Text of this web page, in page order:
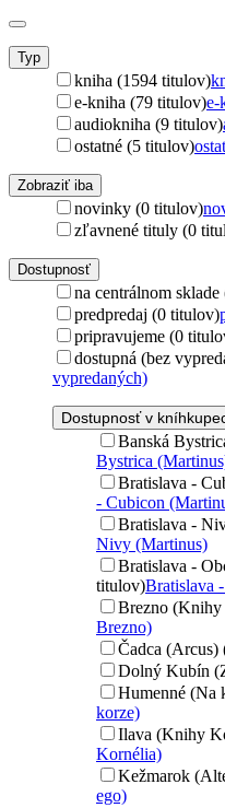
Typ
kniha (1594 titulov)
e-kniha (79 titulov)e-
audiokniha (9 titulov)
ostatné (5 titulov)
Zobraziť iba
novinky (0 titulov)
zľavnené tituly (0
Dostupnosť
na centrálnom
predpredaj (0 titulov)
pripravujeme (0
dostupná (bez
vypredaných)
Dostupnosť v
Banská
Bystrica
Bratislava -
- Cubicon
Bratislava -
Nivy (Martinus)
Bratislava -
titulov)Bratislava
Brezno
Brezno)
Čadca (Arcus)
Dolný Kubín
Humenné (Na
korze)
Ilava (Knihy
Kornélia)
Kežmarok
ego)